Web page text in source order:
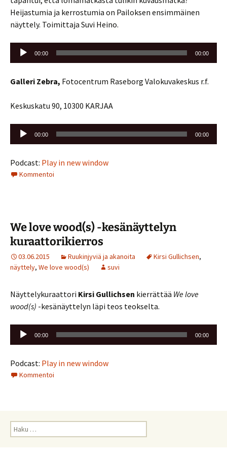
Heijastumia ja kerrostumia on Pailoksen ensimmäinen
näyttely. Toimittaja Suvi Heino.
Äänitoistin
00:00 00:00
Galleri Zebra, Fotocentrum Raseborg Valokuvakeskus r.f.
Keskuskatu 90, 10300 KARJAA
Äänitoistin
00:00 00:00
Podcast: Play in new window
Kommentoi
We love wood(s) -kesänäyttelyn
kuraattorikierros
03.06.2015 Ruukinjyviä ja akanoita Kirsi Gullichsen,
näyttely, We love wood(s) suvi
Näyttelykuraattori Kirsi Gullichsen kierrättää We love
wood(s) -kesänäyttelyn läpi teos teokselta.
Äänitoistin
00:00 00:00
Podcast: Play in new window
Kommentoi
Haku: